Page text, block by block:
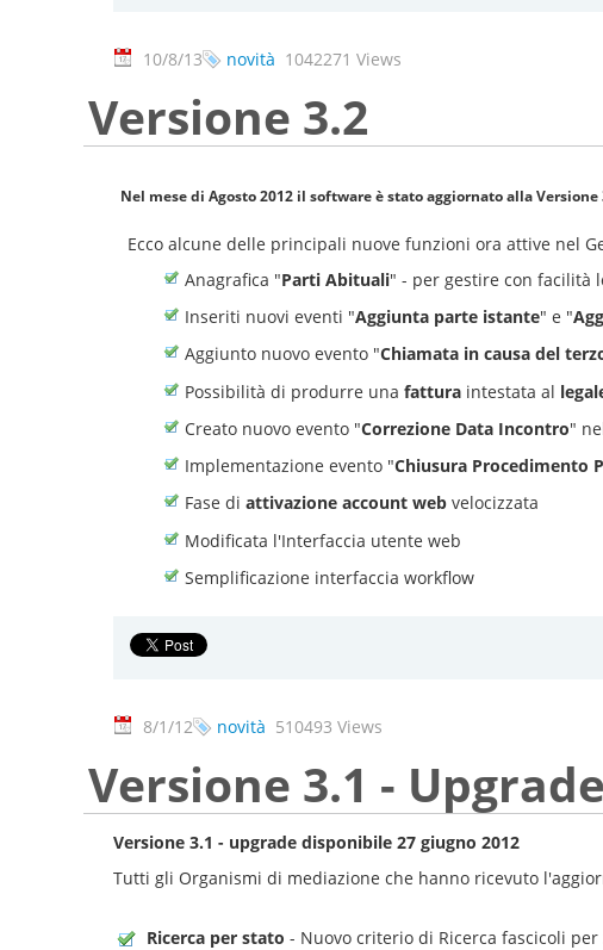
10/8/13 novità 1042271 Views
Versione 3.2
Nel mese di Agosto 2012 il software è stato aggiornato allaVersione
Ecco alcune delle principali nuove funzioni ora attive nel
Anagrafica "Parti Abituali" - per gestire con facilità
Inseriti nuovi eventi "Aggiunta parte istante" e "
Aggiunto nuovo evento "Chiamata in causa del
Possibilità di produrre una fattura intestata al
Creato nuovo evento "Correzione Data Incontro"
Implementazione evento "Chiusura Procedimento
Fase di attivazione account web velocizzata
Modificata l'Interfaccia utente web
Semplificazione interfaccia workflow
8/1/12 novità 510493 Views
Versione 3.1 -
Versione 3.1 - upgrade disponibile 27 giugno 2012
Tutti gli Organismi di mediazione che hanno ricevuto
Ricerca per stato - Nuovo criterio di Ricerca fascicoli